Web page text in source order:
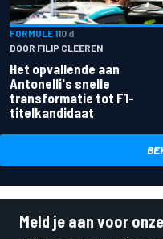
FORMULE 110 d
DOOR FILIP CLEEREN
Het opvallende aan
Antonelli's snelle
transformatie tot F1-
titelkandidaat
Meld je aan voor